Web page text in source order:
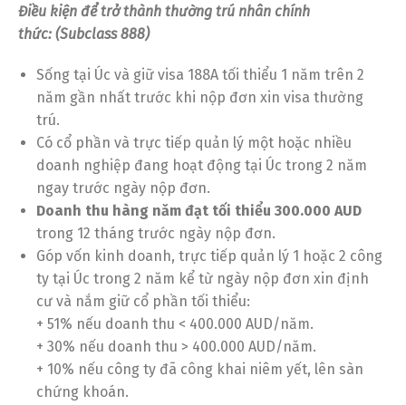
Điều kiện để trở thành thường trú nhân chính
thức: (Subclass 888)
Sống tại Úc và giữ visa 188A tối thiểu 1 năm trên 2
năm gần nhất trước khi nộp đơn xin visa thường
trú.
Có cổ phần và trực tiếp quản lý một hoặc nhiều
doanh nghiệp đang hoạt động tại Úc trong 2 năm
ngay trước ngày nộp đơn.
Doanh thu hàng năm đạt tối thiểu 300.000 AUD
trong 12 tháng trước ngày nộp đơn.
Góp vốn kinh doanh, trực tiếp quản lý 1 hoặc 2 công
ty tại Úc trong 2 năm kể từ ngày nộp đơn xin định
cư và nắm giữ cổ phần tối thiểu:
+ 51% nếu doanh thu < 400.000 AUD/năm.
+ 30% nếu doanh thu > 400.000 AUD/năm.
+ 10% nếu công ty đã công khai niêm yết, lên sàn
chứng khoán.